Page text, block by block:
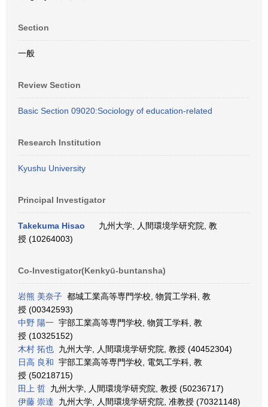
Section
一般
Review Section
Basic Section 09020:Sociology of education-related
Research Institution
Kyushu University
Principal Investigator
Takekuma Hisao
九州大学, 人間環境学研究院, 教
授 (10264003)
Co-Investigator(Kenkyū-buntansha)
岩熊 美奈子 都城工業高等専門学校, 物質工学科, 教
授 (00342593)
中野 陽一 宇部工業高等専門学校, 物質工学科, 教
授 (10325152)
木村 拓也 九州大学, 人間環境学研究院, 教授 (40452304)
日高 良和 宇部工業高等専門学校, 電気工学科, 教
授 (50218715)
田上 哲 九州大学, 人間環境学研究院, 教授 (50236717)
伊藤 崇達 九州大学, 人間環境学研究院, 准教授 (70321148)